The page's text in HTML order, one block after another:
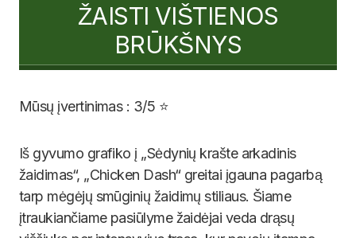
ŽAISTI VIŠTIENOS
BRŪKŠNYS
Mūsų įvertinimas : 3/5 ⭐
Iš gyvumo grafiko į „Sėdynių krašte arkadinis
žaidimas“, „Chicken Dash“ greitai įgauna pagarbą
tarp mėgėjų smūginių žaidimų stiliaus. Šiame
įtraukiančiame pasiūlyme žaidėjai veda drąsų